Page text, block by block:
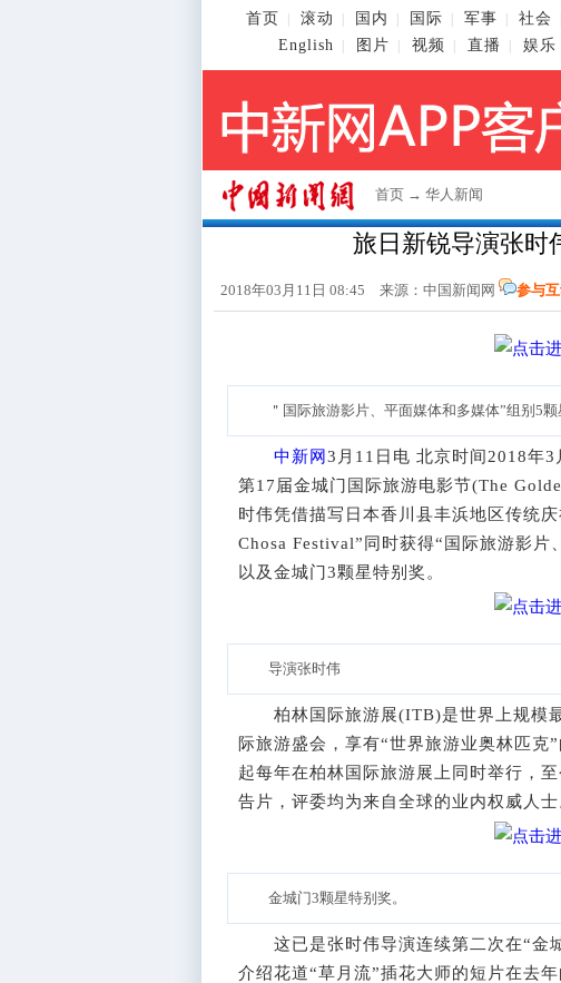
首页 滚动 国内 国际 军事 社会
English
图片 视频 直播 娱乐
首页 → 华人新闻
旅日新锐导演张时
2018年03月11日 08:45 来源： 中国新闻网 参与
＂国际旅游影片、平面媒体和多媒体”组别5
中新网 3月11日电 北京时间2018年
第17届金城门国际旅游电影节(The
时伟凭借描写日本香川县丰浜地区传统
Chosa Festival”同时获得“国际旅游影片
以及金城门3颗星特别奖。
导演张时伟
柏林国际旅游展(ITB)是世界上规模最
际旅游盛会，享有“世界旅游业奥林匹克
起每年在柏林国际旅游展上同时举行，
告片，评委均为来自全球的业内权威人士
金城门3颗星特别奖。
这已是张时伟导演连续第二次在“金
介绍花道“草月流”插花大师的短片在去